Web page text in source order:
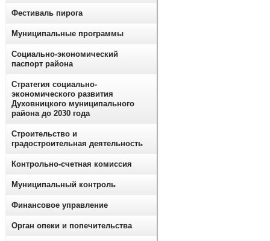
Фестиваль пирога
Муниципальные программы
Социально-экономический
паспорт района
Стратегия социально-
экономического развития
Духовницкого муниципального
района до 2030 года
Строительство и
градостроительная деятельность
Контрольно-счетная комиссия
Муниципальный контроль
Финансовое управление
Орган опеки и попечительства